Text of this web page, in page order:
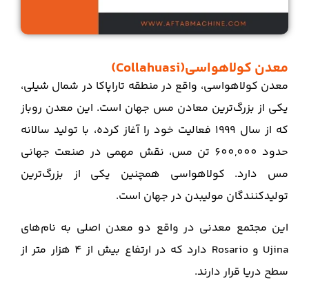
معدن کولاهواسی(Collahuasi)
معدن کولاهواسی، واقع در منطقه تاراپاکا در شمال شیلی،
یکی از بزرگ‌ترین معادن مس جهان است. این معدن روباز
که از سال 1999 فعالیت خود را آغاز کرده، با تولید سالانه
حدود 600,000 تن مس، نقش مهمی در صنعت جهانی
مس دارد. کولاهواسی همچنین یکی از بزرگ‌ترین
تولیدکنندگان مولیبدن در جهان است.
این مجتمع معدنی در واقع دو معدن اصلی به نام‌های
Ujina و Rosario دارد که در ارتفاع بیش از 4 هزار متر از
سطح دریا قرار دارند.